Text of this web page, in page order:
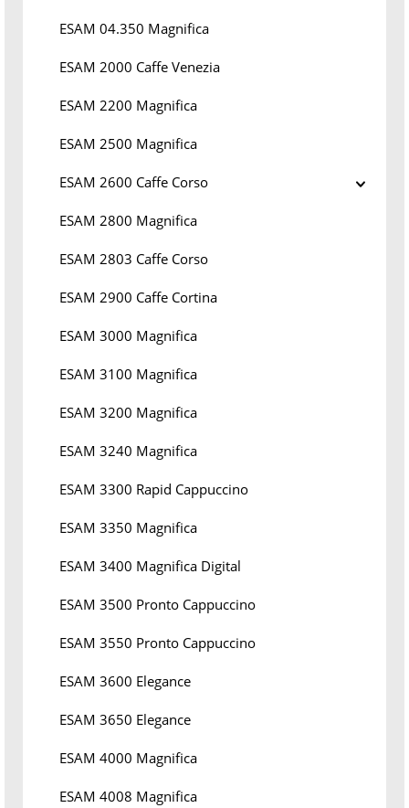
ESAM 04.350 Magnifica
ESAM 2000 Caffe Venezia
ESAM 2200 Magnifica
ESAM 2500 Magnifica
ESAM 2600 Caffe Corso
ESAM 2800 Magnifica
ESAM 2803 Caffe Corso
ESAM 2900 Caffe Cortina
ESAM 3000 Magnifica
ESAM 3100 Magnifica
ESAM 3200 Magnifica
ESAM 3240 Magnifica
ESAM 3300 Rapid Cappuccino
ESAM 3350 Magnifica
ESAM 3400 Magnifica Digital
ESAM 3500 Pronto Cappuccino
ESAM 3550 Pronto Cappuccino
ESAM 3600 Elegance
ESAM 3650 Elegance
ESAM 4000 Magnifica
ESAM 4008 Magnifica